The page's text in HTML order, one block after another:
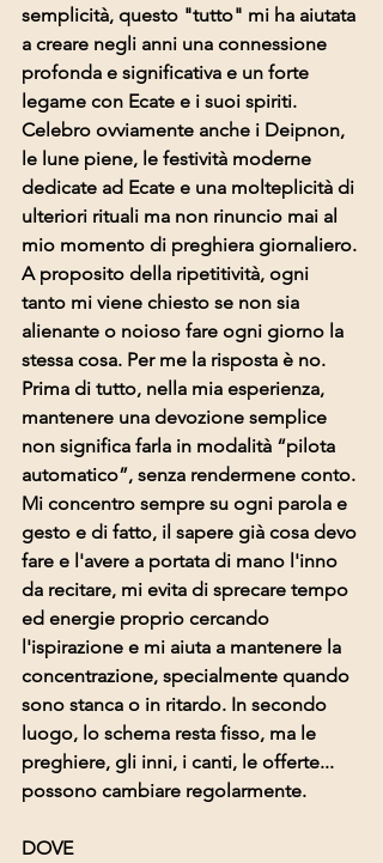
semplicità, questo "tutto" mi ha aiutata
a creare negli anni una connessione
profonda e significativa e un forte
legame con Ecate e i suoi spiriti.
Celebro ovviamente anche i Deipnon,
le lune piene, le festività moderne
dedicate ad Ecate e una molteplicità di
ulteriori rituali ma non rinuncio mai al
mio momento di preghiera giornaliero.
A proposito della ripetitività, ogni
tanto mi viene chiesto se non sia
alienante o noioso fare ogni giorno la
stessa cosa. Per me la risposta è no.
Prima di tutto, nella mia esperienza,
mantenere una devozione semplice
non significa farla in modalità “pilota
automatico”, senza rendermene conto.
Mi concentro sempre su ogni parola e
gesto e di fatto, il sapere già cosa devo
fare e l'avere a portata di mano l'inno
da recitare, mi evita di sprecare tempo
ed energie proprio cercando
l'ispirazione e mi aiuta a mantenere la
concentrazione, specialmente quando
sono stanca o in ritardo. In secondo
luogo, lo schema resta fisso, ma le
preghiere, gli inni, i canti, le offerte...
possono cambiare regolarmente.
DOVE